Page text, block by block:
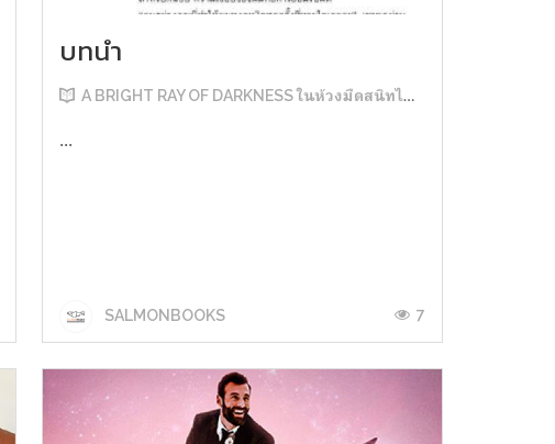
บทนำ
A BRIGHT RAY OF DARKNESS ในห้วงมืดสนิทไม่มิดแสง
...
SALMONBOOKS 7